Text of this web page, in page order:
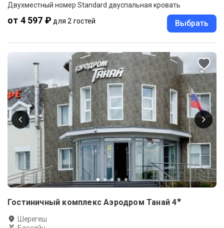
Двухместный номер Standard двуспальная кровать
от 4 597 ₽ для 2 гостей Выбрать
Гостиничный комплекс Аэродром Танай 4★
Шерегеш